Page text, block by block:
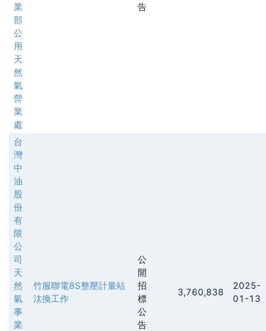
業
部
公
用
天
然
氣
營
業
處
告
台
灣
中
油
股
份
有
限
公
司
天
然
氣
事
業
竹服聯電8S整壓計量站
汰換工作
公
開
招
標
公
告
3,760,838
2025-
01-13